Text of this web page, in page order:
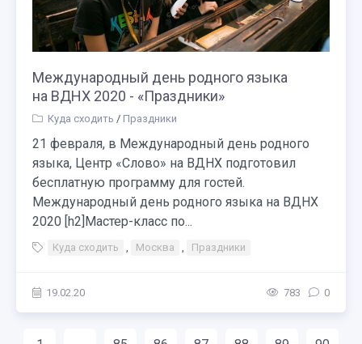
Международный день родного языка
на ВДНХ 2020 - «Праздники»
Куда сходить / Праздники
21 февраля, в Международный день родного
языка, Центр «Слово» на ВДНХ подготовил
бесплатную программу для гостей.
Международный день родного языка на ВДНХ
2020 [h2]Мастер-класс по...
Куда сходить , Москва , Праздники
19.02.20 783 0